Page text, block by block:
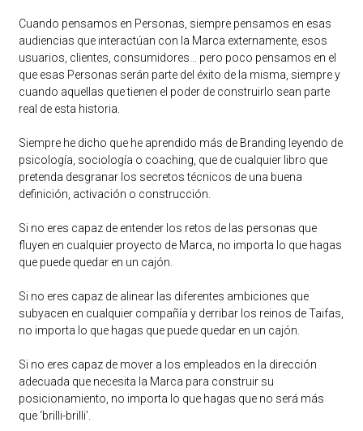
Cuando pensamos en Personas, siempre pensamos en esas
audiencias que interactúan con la Marca externamente, esos
usuarios, clientes, consumidores... pero poco pensamos en el
que esas Personas serán parte del éxito de la misma, siempre y
cuando aquellas que tienen el poder de construirlo sean parte
real de esta historia.
Siempre he dicho que he aprendido más de Branding leyendo de
psicología, sociología o coaching, que de cualquier libro que
pretenda desgranar los secretos técnicos de una buena
definición, activación o construcción.
Si no eres capaz de entender los retos de las personas que
fluyen en cualquier proyecto de Marca, no importa lo que hagas
que puede quedar en un cajón.
Si no eres capaz de alinear las diferentes ambiciones que
subyacen en cualquier compañía y derribar los reinos de Taifas,
no importa lo que hagas que puede quedar en un cajón.
Si no eres capaz de mover a los empleados en la dirección
adecuada que necesita la Marca para construir su
posicionamiento, no importa lo que hagas que no será más
que ‘brilli-brilli’.